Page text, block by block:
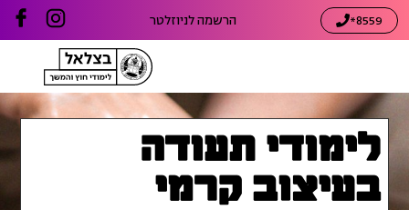
8559* הרשמה לניוזלטר
לימודי תעודה
בעיצוב קרמי